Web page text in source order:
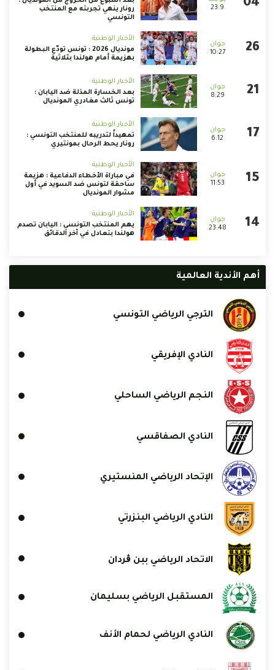
23:9
رونار ينهي تجربته مع المنتخب
التونسي
10:27
الأخبار الوطنية
مونديال 2026 : تونس تودّع البطولة
بهزيمة أمام هولندا بثلاثية
8:29
الأخبار الوطنية
بعد الخسارة المذلة ضد اليابان :
تونس ثالث مغادري المونديال
6:12
الأخبار الوطنية
تمهيداً لتدريبه للمنتخب التونسي :
رونار يحط الرحال بمونتيري
11:53
الأخبار الوطنية
في مباراة الأخطاء الدفاعية : هزيمة
ساحقة لتونس ضد السويد في أول
مشوار المونديال
23:48
الأخبار الوطنية
يهم المنتخب التونسي : اليابان تصدم
هولندا بتعادل في آخر الدقائق
أهم الأندية العالمية
الترجي الرياضي التونسي
النادي الإفريقي
النجم الرياضي الساحلي
النادي الصفاقسي
الإتحاد الرياضي المنستيري
النادي الرياضي البنزرتي
الاتحاد الرياضي ببن ڨردان
المستقبل الرياضي بسليمان
النادي الرياضي لحمام الأنف